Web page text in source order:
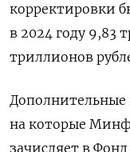
корректировки
в 2024 году 9,83
триллионов
Дополнительные
на которые
зачисляет в